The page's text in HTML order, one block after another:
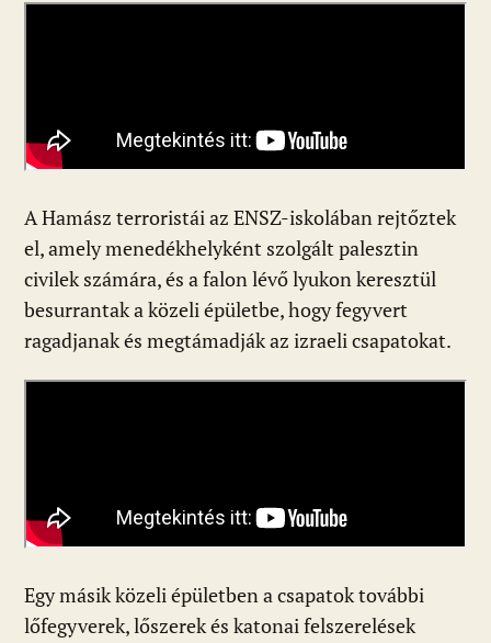
A Hamász terroristái az ENSZ-iskolában rejtőztek
el, amely menedékhelyként szolgált palesztin
civilek számára, és a falon lévő lyukon keresztül
besurrantak a közeli épületbe, hogy fegyvert
ragadjanak és megtámadják az izraeli csapatokat.
Egy másik közeli épületben a csapatok további
lőfegyverek, lőszerek és katonai felszerelések